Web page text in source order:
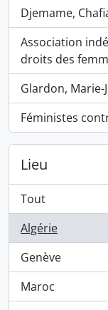
Djemame,
, 2 résultats
Association
droits des
, 2 résultats
Glardon, Marie-
, 1 résultats
Féministes
, 1 résultats
Lieu
Tout
Algérie
, 25 résultats
Genève
, 2 résultats
Maroc
, 2 résultats